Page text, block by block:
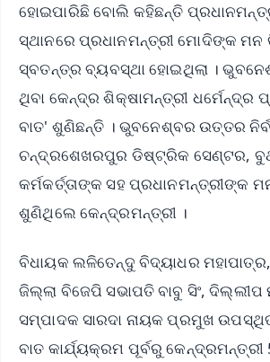
ହୋଇପାରିଛି ବୋଲି କହିଛନ୍ତି
ସ୍ଥାନରେ ପ୍ରଧାନମନ୍ତ୍ରୀ ମୋଦିଙ୍କ ମନ
ସ୍ବତନ୍ତ୍ର ବ୍ୟବସ୍ଥା ହୋଇଥିଲା ।
ଥିବା କେନ୍ଦ୍ର ଶିକ୍ଷାମନ୍ତ୍ରୀ ଧର୍ମେନ୍ଦ୍ର
ବାତ' ଶୁଣିଛନ୍ତି । ଭୁବନେଶ୍ବର ଉତ୍ତର
ଚନ୍ଦ୍ରଶେଖରପୁର ଡିଷ୍ଟ୍ରିକ ସେଣ୍ଟର,
କର୍ମକର୍ତ୍ତାଙ୍କ ସହ ପ୍ରଧାନମନ୍ତ୍ରୀଙ୍କ
ଶୁଣିଥିଲେ କେନ୍ଦ୍ରମନ୍ତ୍ରୀ ।
ବିଧାୟକ ଲଳିତେନ୍ଦୁ ବିଦ୍ୟାଧର
ଜିଲ୍ଲା ବିଜେପି ସଭାପତି ବାବୁ ସିଂ, ଦିଲ୍ଲୀପ
ସମ୍ପାଦକ ସାରଦା ନାୟକ ପ୍ରମୁଖ
ବାତ କାର୍ଯ୍ୟକ୍ରମ ପୂର୍ବରୁ